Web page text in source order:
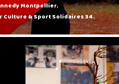
Montpellier.
& Sport Solidaires 34.